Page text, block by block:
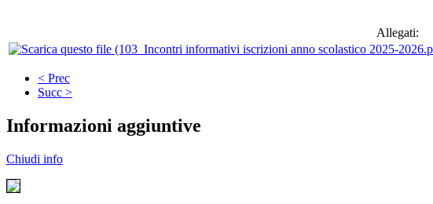
Allegati:
< Prec
Succ >
Informazioni aggiuntive
Chiudi info